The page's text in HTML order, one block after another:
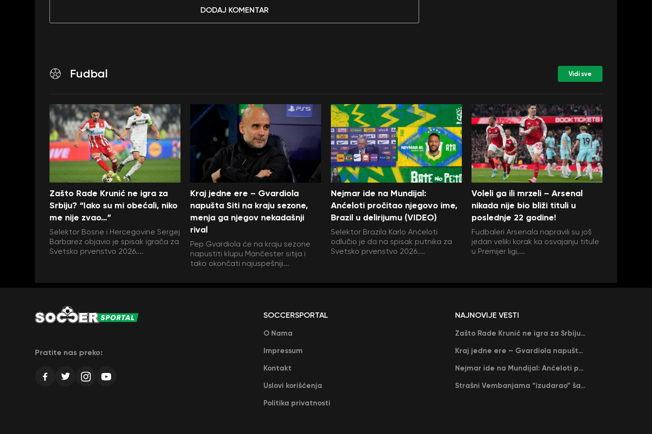
DODAJ KOMENTAR
Fudbal Vidi sve
Zašto Rade Krunić ne igra za
Srbiju? “Iako su mi obećali, niko
me nije zvao…”
Selektor Bosne i Hercegovine Sergej
Barbarez objavio je spisak igrača za
Svetsko prvenstvo 2026....
Kraj jedne ere – Gvardiola
napušta Siti na kraju sezone,
menja ga njegov nekadašnji
rival
Pep Gvardiola će na kraju sezone
napustiti klupu Mančester sitija i
tako okončati najuspešniji...
Nejmar ide na Mundijal:
Anćeloti pročitao njegovo ime,
Brazil u delirijumu (VIDEO)
Selektor Brazila Karlo Anćeloti
odlučio je da na spisak putnika za
Svetsko prvenstvo 2026....
Voleli ga ili mrzeli – Arsenal
nikada nije bio bliži tituli u
poslednje 22 godine!
Fudbaleri Arsenala napravili su još
jedan veliki korak ka osvajanju titule
u Premijer ligi,...
Pratite nas preko:
SOCCERSPORTAL
O Nama
Impressum
Kontakt
Uslovi korišćenja
Politika privatnosti
NAJNOVIJE VESTI
Zašto Rade Krunić ne igra za Srbiju? “Iako su mi obećali, niko me nije zvao…”
Kraj jedne ere – Gvardiola napušta Siti na kraju sezone, menja ga njegov nekadašnji rival
Nejmar ide na Mundijal: Anćeloti pročitao njegovo ime, Brazil u delirijumu (VIDEO)
Strašni Vembanjama “izudarao” šampiona za brejk: San Antonio poveo protiv Oklahome